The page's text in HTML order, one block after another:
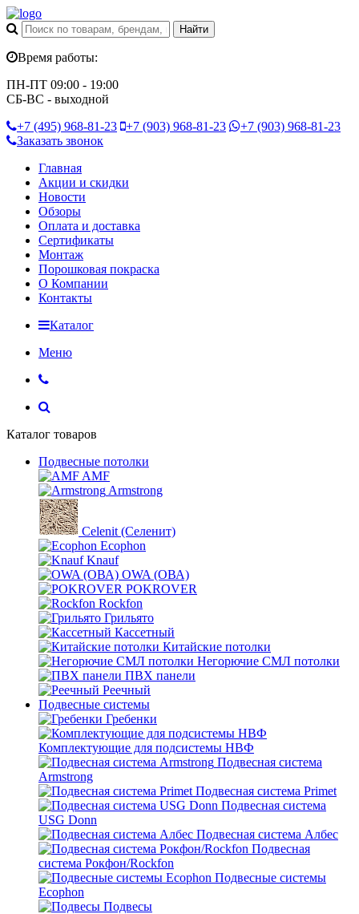
Время работы:
ПН-ПТ 09:00 - 19:00
СБ-ВС - выходной
+7 (495) 968-81-23 +7 (903) 968-81-23 +7 (903) 968-81-23
Заказать звонок
Главная
Акции и скидки
Новости
Обзоры
Оплата и доставка
Сертификаты
Монтаж
Порошковая покраска
О Компании
Контакты
Каталог
Меню
Каталог товаров
Подвесные потолки
AMF
Armstrong
Celenit (Селенит)
Ecophon
Knauf
OWA (ОВА)
POKROVER
Rockfon
Грильято
Кассетный
Китайские потолки
Негорючие СМЛ потолки
ПВХ панели
Реечный
Подвесные системы
Гребенки
Комплектующие для подсистемы НВФ
Подвесная система
Armstrong
Подвесная система Primet
Подвесная система
USG Donn
Подвесная система Албес
Подвесная
система Рокфон/Rockfon
Подвесные системы
Ecophon
Подвесы